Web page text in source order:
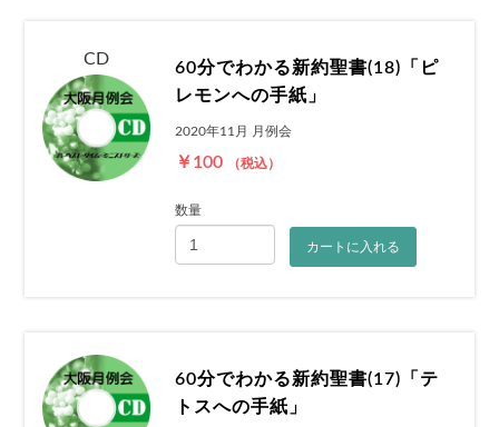
CD
60分でわかる新約聖書(18)「ピ
レモンへの手紙」
2020年11月 月例会
￥100 （税込）
数量
カートに入れる
60分でわかる新約聖書(17)「テ
トスへの手紙」